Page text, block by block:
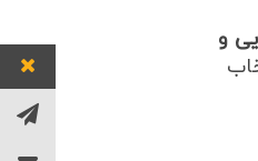
و